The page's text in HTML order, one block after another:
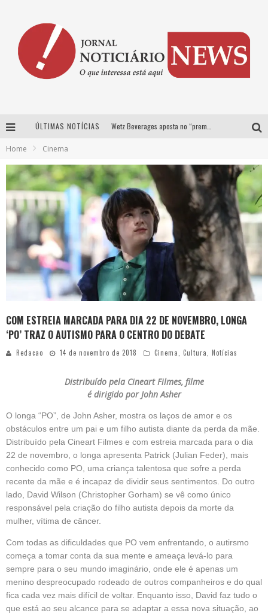
ÚLTIMAS NOTÍCIAS
Com João Gomes, Calcinha Preta, Clayton & Romário e outros grandes nomes, Festa da Banana vai até domingo em Santa Bárbara do Tugúrio
Home Cinema
COM ESTREIA MARCADA PARA DIA 22 DE NOVEMBRO, LONGA
‘PO’ TRAZ O AUTISMO PARA O CENTRO DO DEBATE
Redacao 14 de novembro de 2018 Cinema, Cultura, Notícias
Distribuído pela Cineart Filmes, filme
é dirigido por John Asher
O longa “PO”, de John Asher, mostra os laços de amor e os
obstáculos entre um pai e um filho autista diante da perda da mãe.
Distribuído pela Cineart Filmes e com estreia marcada para o dia
22 de novembro, o longa apresenta Patrick (Julian Feder), mais
conhecido como PO, uma criança talentosa que sofre a perda
recente da mãe e é incapaz de dividir seus sentimentos. Do outro
lado, David Wilson (Christopher Gorham) se vê como único
responsável pela criação do filho autista depois da morte da
mulher, vítima de câncer.
Com todas as dificuldades que PO vem enfrentando, o autirsmo
começa a tomar conta da sua mente e ameaça levá-lo para
sempre para o seu mundo imaginário, onde ele é apenas um
menino despreocupado rodeado de outros companheiros e do qual
fica cada vez mais difícil de voltar. Enquanto isso, David faz tudo o
que está ao seu alcance para se adaptar a essa nova situação, ao